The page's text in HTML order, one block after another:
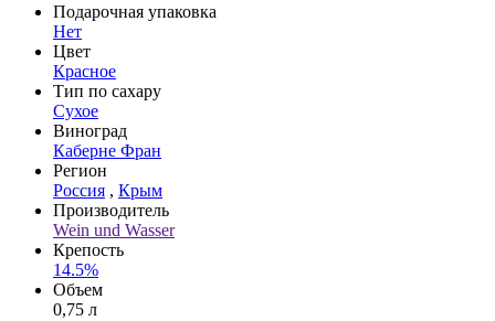
Подарочная упаковка
Нет
Цвет
Красное
Тип по сахару
Сухое
Виноград
Каберне Фран
Регион
Россия , Крым
Производитель
Wein und Wasser
Крепость
14.5%
Объем
0,75 л